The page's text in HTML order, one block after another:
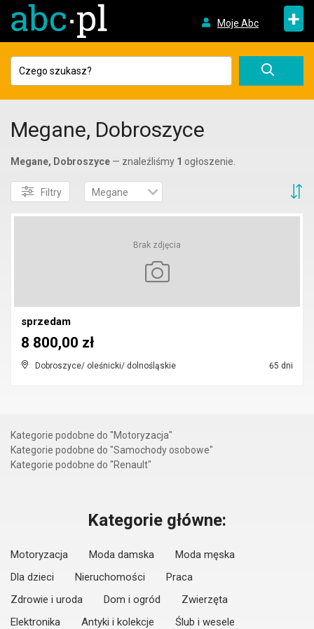
Moje Abc +
Megane, Dobroszyce
Megane, Dobroszyce — znaleźliśmy 1 ogłoszenie.
Filtry Megane
Brak zdjęcia
sprzedam
Dobroszyce/ oleśnicki/ dolnośląskie 65 dni
8 800,00 zł
Kategorie podobne do "Motoryzacja"
Kategorie podobne do "Samochody osobowe"
Kategorie podobne do "Renault"
Kategorie główne:
Motoryzacja Moda damska
Moda męska
Dla dzieci
Nieruchomości
Praca
Zdrowie i uroda
Dom i ogród
Zwierzęta
Elektronika
Antyki i kolekcje Ślub i wesele